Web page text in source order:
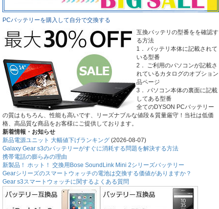
PCバッテリーを購入して自分で交換する
互換バッテリの型番をを確認す
る方法
1． バッテリ本体に記載されて
いる型番
2． ご利用のパソコンが記載さ
れているカタログのオプション
品ページ
3． パソコン本体の裏面に記載
してある型番
全てのDYSON PCバッテリー
の質はもちろん、性能も高いです、リーズナブルな値段＆質量厳守！当社は低価
格、高品質な商品をお客様にご提供しております。
新着情報・お知らせ
新品電源ユニット 大幅値下げランキング (2026-08-07)
Galaxy Gear s3のバッテリーがすぐに消耗する問題を解決する方法
携帯電話の膨らみの理由
新製品！ ホット！ 交換用Bose SoundLink Mini 2シリーズバッテリー
Gearシリーズのスマートウォッチの電池は交換する価値がありますか？
Gear s3スマートウォッチに関するよくある質問